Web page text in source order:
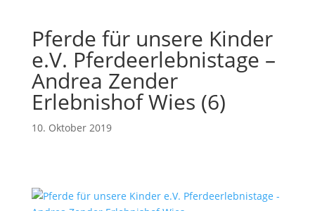
Pferde für unsere Kinder
e.V. Pferdeerlebnistage –
Andrea Zender
Erlebnishof Wies (6)
10. Oktober 2019